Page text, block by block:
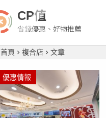
CP值
省錢優惠、好物推薦
首頁 複合店 文章
優惠情報